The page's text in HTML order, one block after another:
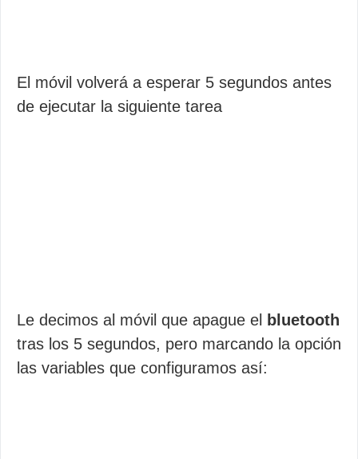
El móvil volverá a esperar 5 segundos antes
de ejecutar la siguiente tarea
Le decimos al móvil que apague el bluetooth
tras los 5 segundos, pero marcando la opción
las variables que configuramos así: